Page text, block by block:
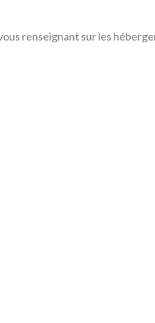
renseignant sur les